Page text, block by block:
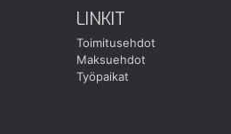
LINKIT
Toimitusehdot
Maksuehdot
Työpaikat